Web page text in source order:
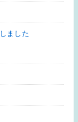
ました